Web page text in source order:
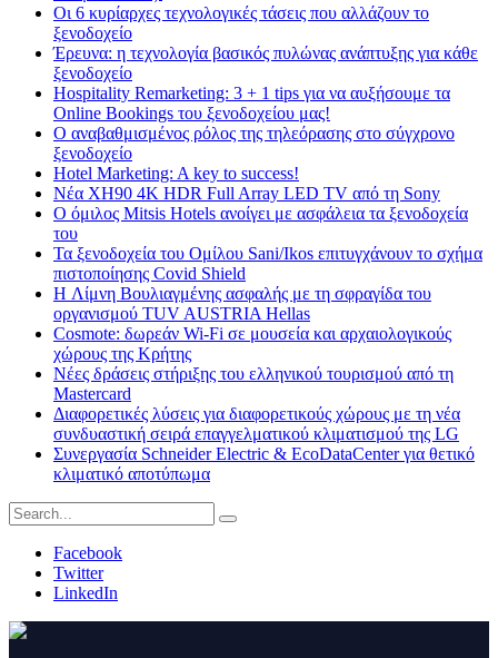
Οι 6 κυρίαρχες τεχνολογικές τάσεις που αλλάζουν το
ξενοδοχείο
Έρευνα: η τεχνολογία βασικός πυλώνας ανάπτυξης για κάθε
ξενοδοχείο
Hospitality Remarketing: 3 + 1 tips για να αυξήσουμε τα
Online Bookings του ξενοδοχείου μας!
Ο αναβαθμισμένος ρόλος της τηλεόρασης στο σύγχρονο
ξενοδοχείο
Hotel Marketing: A key to success!
Νέα XH90 4K HDR Full Array LED TV από τη Sony
Ο όμιλος Mitsis Hotels ανοίγει με ασφάλεια τα ξενοδοχεία
του
Τα ξενοδοχεία του Ομίλου Sani/Ikos επιτυγχάνουν το σχήμα
πιστοποίησης Covid Shield
H Λίμνη Βουλιαγμένης ασφαλής με τη σφραγίδα του
οργανισμού TUV AUSTRIA Hellas
Cosmote: δωρεάν Wi-Fi σε μουσεία και αρχαιολογικούς
χώρους της Κρήτης
Νέες δράσεις στήριξης του ελληνικού τουρισμού από τη
Mastercard
Διαφορετικές λύσεις για διαφορετικούς χώρους με τη νέα
συνδυαστική σειρά επαγγελματικού κλιματισμού της LG
Συνεργασία Schneider Electric & EcoDataCenter για θετικό
κλιματικό αποτύπωμα
Facebook
Twitter
LinkedIn